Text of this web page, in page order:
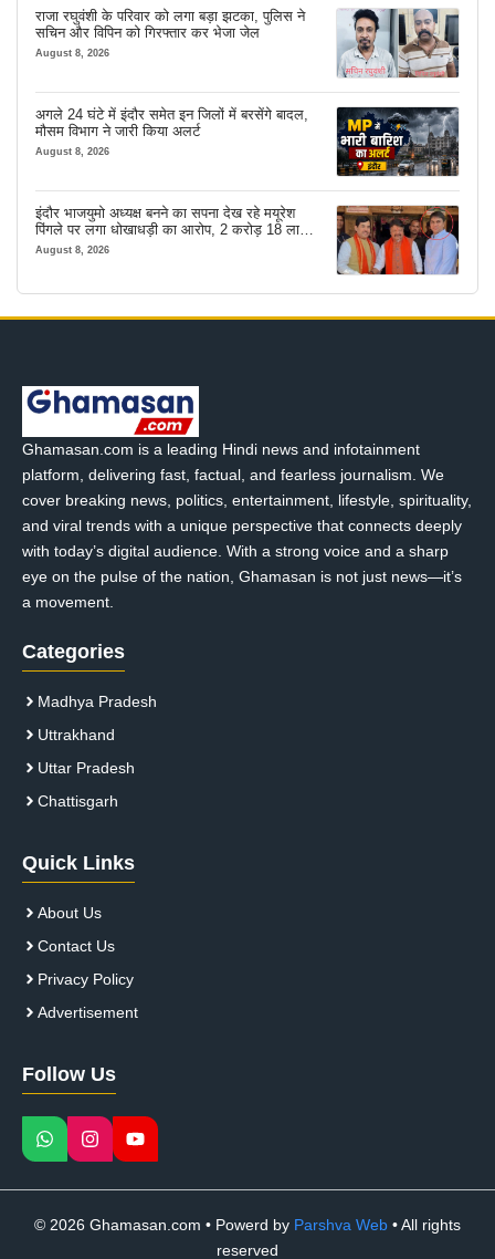
राजा रघुवंशी के परिवार को लगा बड़ा झटका, पुलिस ने
सचिन और विपिन को गिरफ्तार कर भेजा जेल
August 8, 2026
अगले 24 घंटे में इंदौर समेत इन जिलों में बरसेंगे बादल,
मौसम विभाग ने जारी किया अलर्ट
August 8, 2026
इंदौर भाजयुमो अध्यक्ष बनने का सपना देख रहे मयूरेश
पिंगले पर लगा धोखाधड़ी का आरोप, 2 करोड़ 18 लाख
लेने के बाद भी नहीं दिया जमीन का कब्जा
August 8, 2026
Ghamasan.com is a leading Hindi news and infotainment
platform, delivering fast, factual, and fearless journalism. We
cover breaking news, politics, entertainment, lifestyle, spirituality,
and viral trends with a unique perspective that connects deeply
with today’s digital audience. With a strong voice and a sharp
eye on the pulse of the nation, Ghamasan is not just news—it’s
a movement.
Categories
Madhya Pradesh
Uttrakhand
Uttar Pradesh
Chattisgarh
Quick Links
About Us
Contact Us
Privacy Policy
Advertisement
Follow Us
© 2026 Ghamasan.com • Powerd by Parshva Web • All rights
reserved